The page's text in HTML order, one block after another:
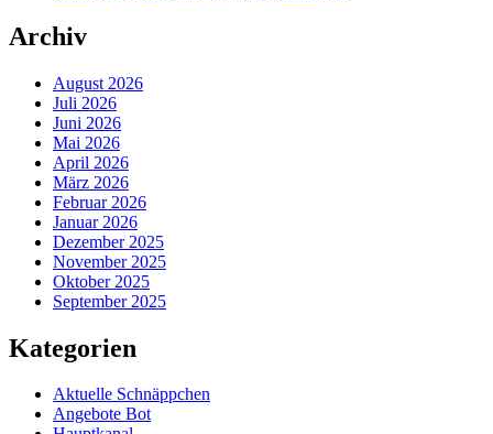
Archiv
August 2026
Juli 2026
Juni 2026
Mai 2026
April 2026
März 2026
Februar 2026
Januar 2026
Dezember 2025
November 2025
Oktober 2025
September 2025
Kategorien
Aktuelle Schnäppchen
Angebote Bot